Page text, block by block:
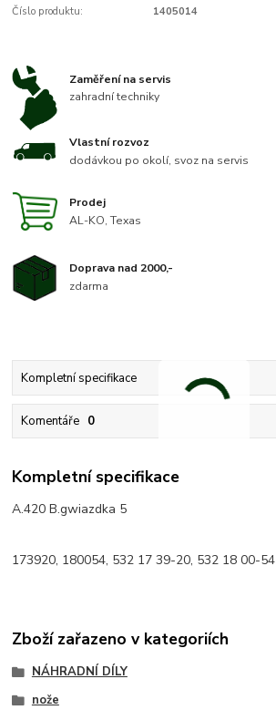
Číslo produktu: 1405014
Zaměření na servis
zahradní techniky
Vlastní rozvoz
dodávkou po okolí, svoz na servis
Prodej
AL-KO, Texas
Doprava nad 2000,-
zdarma
Kompletní specifikace
Komentáře 0
Kompletní specifikace
A.420 B.gwiazdka 5
173920, 180054, 532 17 39-20, 532 18 00-54
Zboží zařazeno v kategoriích
NÁHRADNÍ DÍLY
nože